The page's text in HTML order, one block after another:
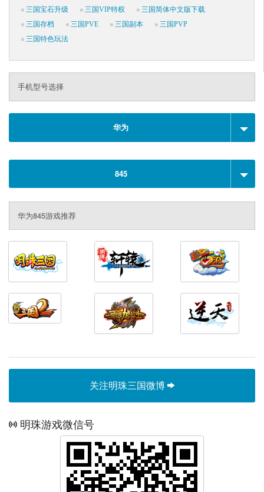
三国宝石升级
三国VIP特权
三国简体中文版下载
三国存档
三国PVE 三国副本
三国PVP
三国特色玩法
手机型号选择
华为
845
华为845游戏推荐
关注明珠三国微博
明珠游戏微信号